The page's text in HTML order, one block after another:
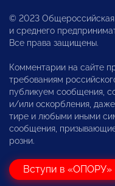
© 2023 Общероссийская
и среднего
Все права защищены.
Комментарии на сайте
требованиям
публикуем сообщения,
и/или оскорбления,
тире и любыми иными
сообщения,
розни.
Вступи в «ОПОРУ»